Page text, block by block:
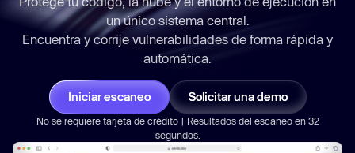
un único sistema central.
Encuentra y corrije vulnerabilidades de forma rápida y
automática.
Iniciar escaneo Solicitar una demo
No se requiere tarjeta de crédito | Resultados del escaneo en 32
segundos.